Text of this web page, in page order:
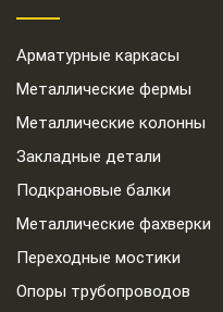
Арматурные каркасы
Металлические фермы
Металлические колонны
Закладные детали
Подкрановые балки
Металлические фахверки
Переходные мостики
Опоры трубопроводов